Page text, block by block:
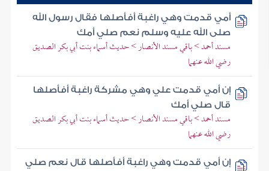
أمي قدمت وهي راغبة أفأصلها فقال رسول الله
صلى الله عليه وسلم نعم صلي أمك
مسند أحمد > باقي مسند الأنصار > حديث أسماء بنت أبي بكر الصديق
رضي الله عنهما
إن أمي قدمت علي وهي مشركة راغبة أفأصلها
قال صلي أمك
مسند أحمد > باقي مسند الأنصار > حديث أسماء بنت أبي بكر الصديق
رضي الله عنهما
إن أمي قدمت وهي راغبة أفأصلها قال نعم صلي